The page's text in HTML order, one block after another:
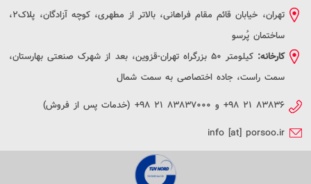
تهران، خیابان قائم مقام فراهانی، بالاتر از مطهری، کوچه آزادگان، پلاک2،
ساختمان پُرسو
کارخانه:
کیلومتر 50 بزرگراه تهران-قزوین، بعد از شهرک صنعتی بهارستان،
سمت راست، جاده اختصاصی به سمت شمال
+۹۸ ۲۱ ۸۳۸۳۶ و +۹۸ ۲۱ ۸۳۸۳۷۰۰۰ (خدمات پس از فروش)
info [at] porsoo.ir